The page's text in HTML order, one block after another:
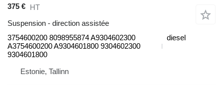
375 € HT
Suspension - direction assistée
3754600200 8098955874 A9304602300
A3754600200 A9304601800 9304602300
9304601800
diesel
Estonie, Tallinn